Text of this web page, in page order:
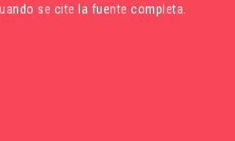
se cite la fuente completa.